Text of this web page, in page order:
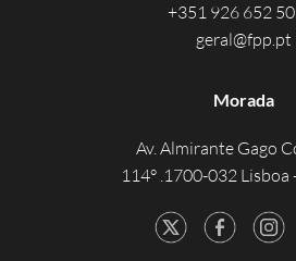
+351 926 652
geral@fpp.pt
Morada
Av. Almirante Gago
114° .1700-032 Lisboa